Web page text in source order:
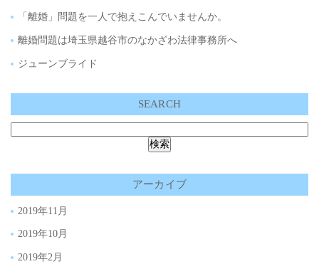
「離婚」問題を一人で抱えこんでいませんか。
離婚問題は埼玉県越谷市のなかざわ法律事務所へ
ジューンブライド
SEARCH
アーカイブ
2019年11月
2019年10月
2019年2月